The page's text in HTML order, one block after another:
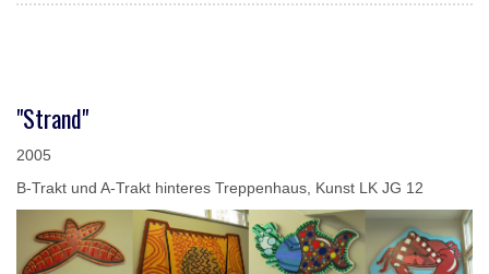
"Strand"
2005
B-Trakt und A-Trakt hinteres Treppenhaus, Kunst LK JG 12